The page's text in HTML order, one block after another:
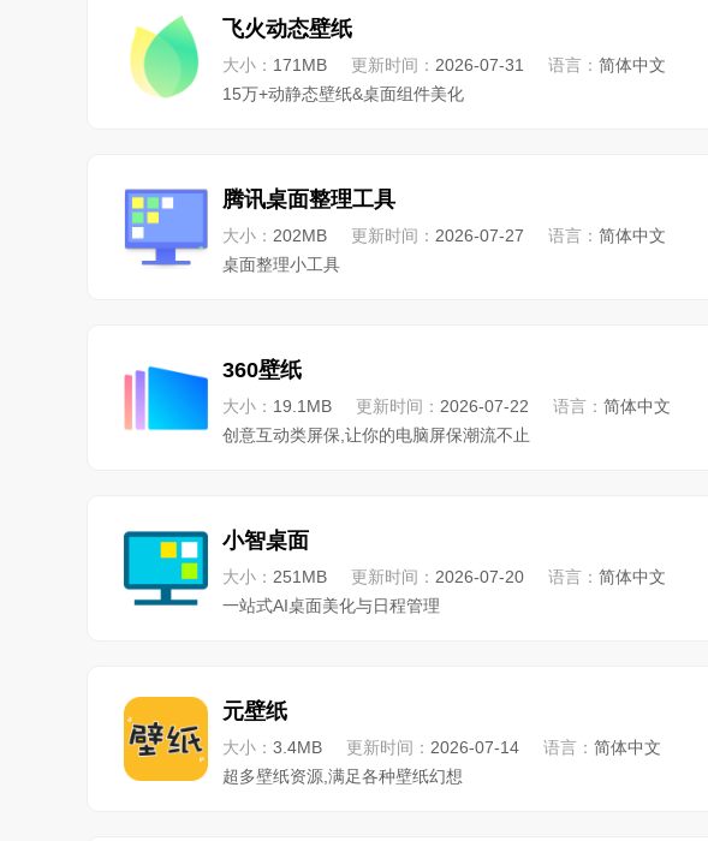
飞火动态壁纸
大小： 171MB 更新时间： 2026-07-31 语言： 简体中文
15万+动静态壁纸&桌面组件美化
腾讯桌面整理工具
大小： 202MB 更新时间： 2026-07-27 语言： 简体中文
桌面整理小工具
360壁纸
大小： 19.1MB 更新时间： 2026-07-22 语言： 简体中文
创意互动类屏保,让你的电脑屏保潮流不止
小智桌面
大小： 251MB 更新时间： 2026-07-20 语言： 简体中文
一站式AI桌面美化与日程管理
元壁纸
大小： 3.4MB 更新时间： 2026-07-14 语言： 简体中文
超多壁纸资源,满足各种壁纸幻想